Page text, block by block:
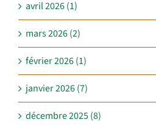
avril 2026 (1)
mars 2026 (2)
février 2026 (1)
janvier 2026 (7)
décembre 2025 (8)